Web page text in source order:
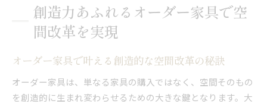
オーダー家具選びで住まいの創造力を高めるコ
ツ
創造力を活かせるオーダー家具の選び方ガイド
創造力あふれるオーダー家具で空
間改革を実現
オーダー家具で叶える創造的な空間改革の秘訣
オーダー家具は、単なる家具の購入ではなく、空間そのもの
を創造的に生まれ変わらせるための大きな鍵となります。大